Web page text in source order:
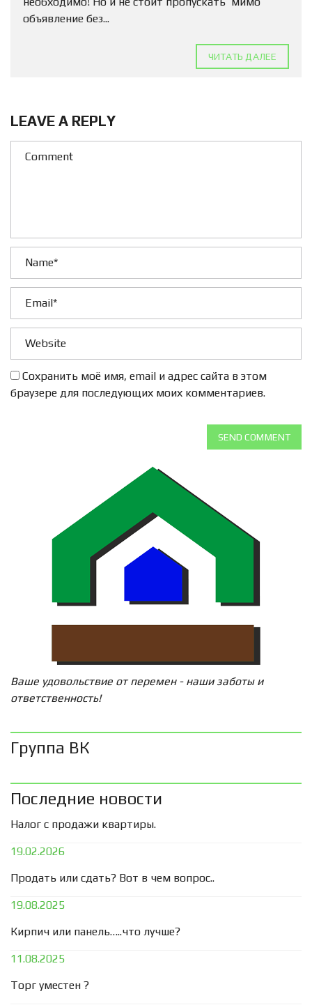
объявление без...
ЧИТАТЬ ДАЛЕЕ
LEAVE A REPLY
Сохранить моё имя, email и адрес сайта в этом
браузере для последующих моих комментариев.
SEND COMMENT
Ваше удовольствие от перемен - наши заботы и
ответственность!
Группа ВК
Последние новости
Налог с продажи квартиры.
19.02.2026
Продать или сдать? Вот в чем вопрос..
19.08.2025
Кирпич или панель…..что лучше?
11.08.2025
Торг уместен ?